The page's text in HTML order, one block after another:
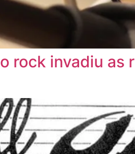
rock invadiu as